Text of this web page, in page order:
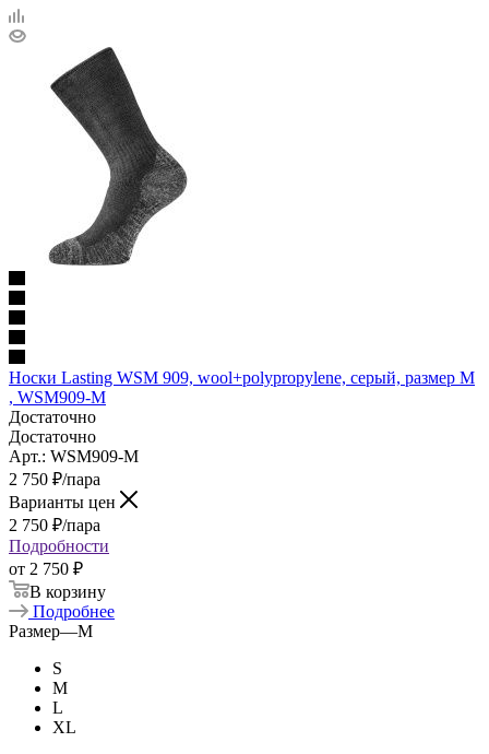
Носки Lasting WSM 909, wool+polypropylene, серый, размер M
, WSM909-M
Достаточно
Достаточно
Арт.: WSM909-M
2 750 ₽/пара
Варианты цен
2 750 ₽/пара
Подробности
от 2 750 ₽
В корзину
Подробнее
Размер—M
S
M
L
XL